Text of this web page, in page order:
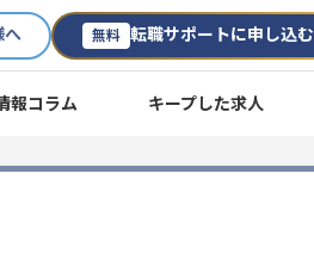
へ 無料 転職サポートに申し込む
報コラム キープした求人